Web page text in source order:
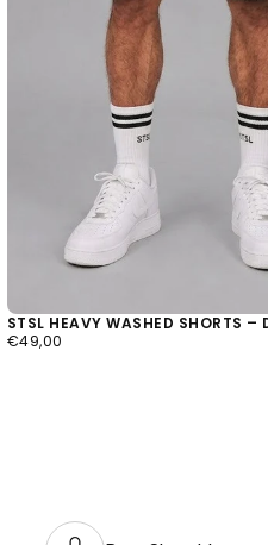
STSL HEAVY WASHED SHORTS –
€49,00
REGULÄRER
€49,00 Es wurde noch